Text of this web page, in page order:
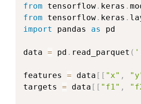
from tensorflow . keras .
from tensorflow . keras .
import
pandas as pd
data = pd . read_parquet (
features = data [ [ "x" ,
targets = data [ [ "f1" ,